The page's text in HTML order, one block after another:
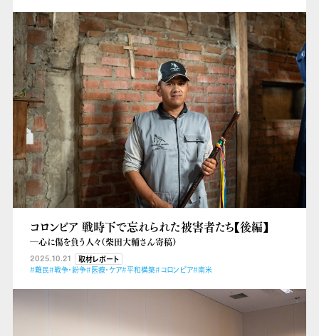
コロンビア 戦時下で忘れられた被害者たち【後編】
―心に傷を負う人々（柴田大輔さん寄稿）
2025.10.21
取材レポート
#難民#戦争・紛争#医療・ケア#平和構築#コロンビア#南米